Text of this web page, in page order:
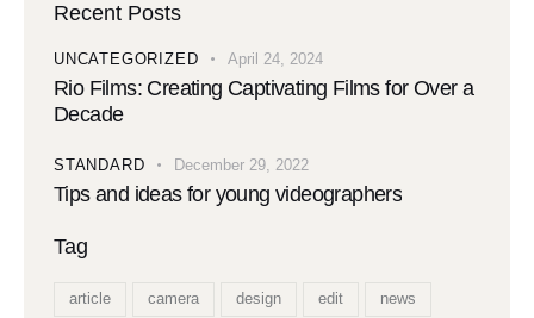
Recent Posts
UNCATEGORIZED April 24, 2024
Rio Films: Creating Captivating Films for Over a
Decade
STANDARD December 29, 2022
Tips and ideas for young videographers
Tag
article camera design edit news